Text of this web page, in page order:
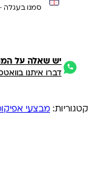
סמנו בעגלה
יש שאלה על
דברו איתנו
קטגוריות: מבצעי